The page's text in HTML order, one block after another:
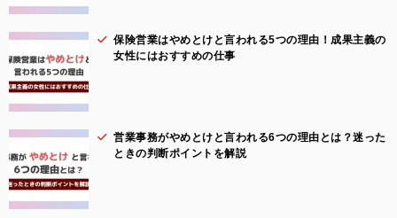
保険営業はやめとけと言われる5つの理由！成果主義の
女性にはおすすめの仕事
営業事務がやめとけと言われる6つの理由とは？迷った
ときの判断ポイントを解説